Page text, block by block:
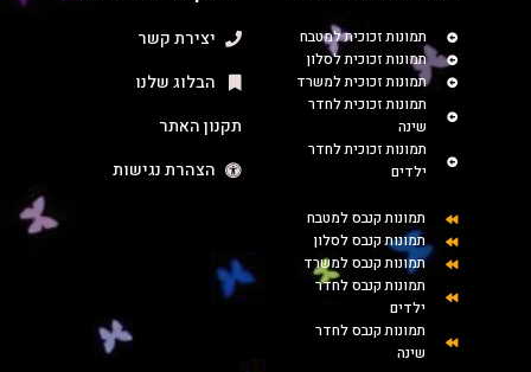
תמונות זכוכית למטבח
תמונות זכוכית לסלון
תמונות זכוכית למשרד
תמונות זכוכית לחדר
שינה
תמונות זכוכית לחדר
ילדים
תמונות קנבס למטבח
תמונות קנבס לסלון
תמונות קנבס למשרד
תמונות קנבס לחדר
ילדים
תמונות קנבס לחדר
שינה
יצירת קשר
הבלוג שלנו
תקנון האתר
הצהרת נגישות